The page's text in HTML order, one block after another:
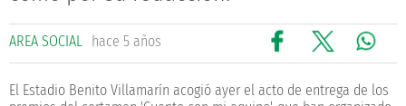
AREA SOCIAL hace 5 años
El Estadio Benito Villamarín acogió ayer el acto de entrega de los